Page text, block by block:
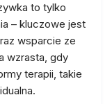
to tylko
– kluczowe jest
wsparcie ze
wzrasta, gdy
terapii, takie